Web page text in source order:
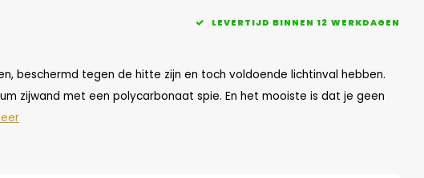
LEVERTIJD BINNEN 12 WERKDAGEN
beschermd tegen de hitte zijn en toch voldoende lichtinval hebben.
zijwand met een polycarbonaat spie. En het mooiste is dat je geen